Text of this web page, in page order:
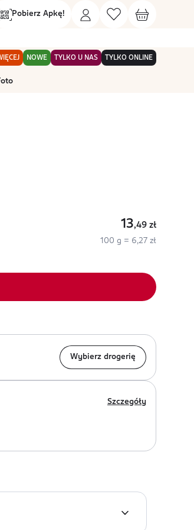
Pobierz Apkę!
NOWE TYLKO U NAS TYLKO ONLINE
13,49 zł
100 g = 6,27 zł
Wybierz drogerię
Szczegóły